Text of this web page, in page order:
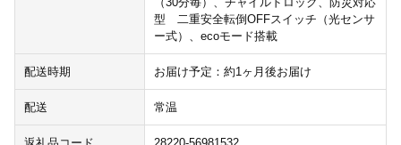
型 二重安全転倒OFFスイッチ（光センサ
ー式）、ecoモード搭載
配送時期 お届け予定：約1ヶ月後お届け
配送 常温